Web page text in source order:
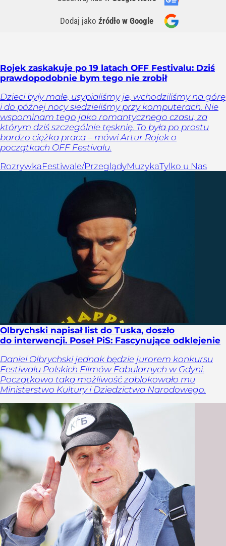
Dodaj jako źródło w Google
Rojek zaskakuje po 19 latach OFF Festivalu: Dziś
prawdopodobnie bym tego nie zrobił
Dzieci były małe, usypialiśmy je, wchodziliśmy na górę
i do późnej nocy siedzieliśmy przy komputerach. Nie
wspominam tego jako romantycznego czasu, za
którym dziś szczególnie tęsknię. To była po prostu
bardzo ciężka praca – mówi Artur Rojek o
początkach OFF Festivalu.
RozrywkaFestiwale/PrzeglądyMuzykaTylko u Nas
Olbrychski napisał list do Tuska, doszło
do interwencji. Poseł PiS: Fascynujące odklejenie
Daniel Olbrychski jednak będzie jurorem konkursu
Festiwalu Polskich Filmów Fabularnych w Gdyni.
Początkowo taką możliwość zablokowało mu
Ministerstwo Kultury i Dziedzictwa Narodowego.